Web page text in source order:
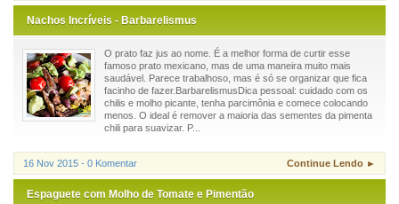
Nachos Incríveis - Barbarelismus
O prato faz jus ao nome. É a melhor forma de curtir esse
famoso prato mexicano, mas de uma maneira muito mais
saudável. Parece trabalhoso, mas é só se organizar que fica
facinho de fazer.BarbarelismusDica pessoal: cuidado com os
chilis e molho picante, tenha parcimônia e comece colocando
menos. O ideal é remover a maioria das sementes da pimenta
chili para suavizar. P...
16 Nov 2015 - 0 Komentar Continue Lendo ►
Espaguete com Molho de Tomate e Pimentão